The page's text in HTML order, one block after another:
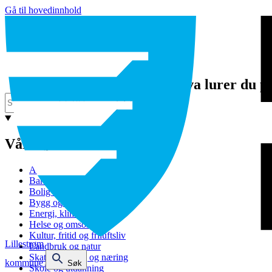
Gå til hovedinnhold
Lillestrøm
kommune
Søk
Hva lurer du
Våre tjenester
Avfall og gjenvinning
Barnehage
Bolig og sosiale tjenester
Bygg og eiendom
Energi, klima og miljø
Helse og omsorg
Kultur, fritid og friluftsliv
Landbruk og natur
Skatt, bevilling og næring
Skole og utdanning